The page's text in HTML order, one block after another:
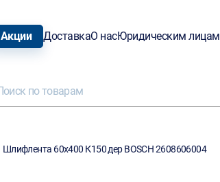
Акции ДоставкаО насЮридическим лицам
Шлифлента 60х400 К150 дер BOSCH 2608606004